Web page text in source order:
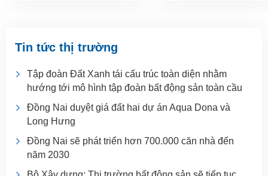
Tin tức thị trường
Tập đoàn Đất Xanh tái cấu trúc toàn diện nhằm
hướng tới mô hình tập đoàn bất động sản toàn cầu
Đồng Nai duyệt giá đất hai dự án Aqua Dona và
Long Hưng
Đồng Nai sẽ phát triển hơn 700.000 căn nhà đến
năm 2030